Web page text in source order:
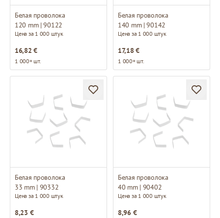
Белая проволока
120 mm | 90122
Цена за 1 000 штук
16,82 €
1 000+ шт.
Белая проволока
140 mm | 90142
Цена за 1 000 штук
17,18 €
1 000+ шт.
Белая проволока
33 mm | 90332
Цена за 1 000 штук
8,23 €
Белая проволока
40 mm | 90402
Цена за 1 000 штук
8,96 €